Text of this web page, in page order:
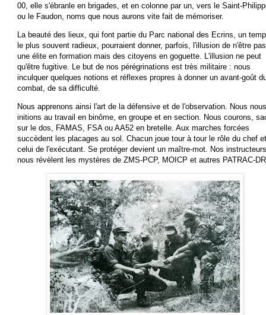
00, elle s'ébranle en brigades, et en colonne par un, vers le Saint-
ou le Faudon, noms que nous aurons vite fait de mémoriser.
La beauté des lieux, qui font partie du Parc national des Ecrins, un
le plus souvent radieux, pourraient donner, parfois, l'illusion de n'être pas
une élite en formation mais des citoyens en goguette. L'illusion ne peut
qu'être fugitive. Le but de nos pérégrinations est très militaire : nous
inculquer quelques notions et réflexes propres à donner un avant-goût
combat, de sa difficulté.
Nous apprenons ainsi l'art de la défensive et de l'observation. Nous nous
initions au travail en binôme, en groupe et en section. Nous courons,
sur le dos, FAMAS, FSA ou AA52 en bretelle. Aux marches forcées
succèdent les placages au sol. Chacun joue tour à tour le rôle du chef et
celui de l'exécutant. Se protéger devient un maître-mot. Nos instructeurs
nous révèlent les mystères de ZMS-PCP, MOICP et autres PATRAC-